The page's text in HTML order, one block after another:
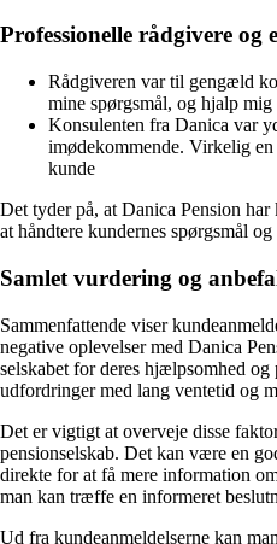
Professionelle rådgivere og
Rådgiveren var til gengæld
mine spørgsmål, og hjalp
Konsulenten fra Danica var
imødekommende. Virkelig
kunde
Det tyder på, at Danica Pension
at håndtere kundernes spørgsmål
Samlet vurdering og
Sammenfattende viser
negative oplevelser med Danica
selskabet for deres hjælpsomhed og
udfordringer med lang ventetid og
Det er vigtigt at overveje disse
pensionselskab. Det kan være en
direkte for at få mere information
man kan træffe en informeret
Ud fra kundeanmeldelserne kan